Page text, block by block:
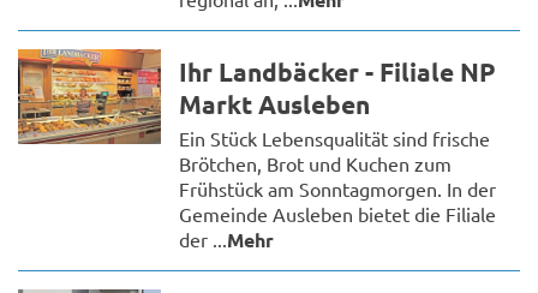
Ihr Landbäcker - Filiale NP
Markt Ausleben
Ein Stück Lebensqualität sind frische
Brötchen, Brot und Kuchen zum
Frühstück am Sonntagmorgen. In der
Gemeinde Ausleben bietet die Filiale
der ... Mehr